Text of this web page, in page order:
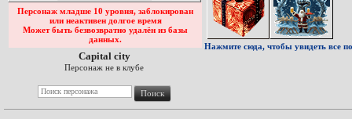
Персонаж младше 10 уровня, заблокирован
или неактивен долгое время
Может быть безвозвратно удалён из базы
данных.
Capital city
Персонаж не в клубе
Нажмите сюда, чтобы увидеть все